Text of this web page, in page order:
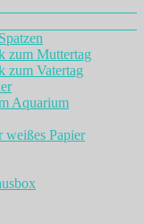
zum Muttertag
zum Vatertag
Aquarium
weißes Papier